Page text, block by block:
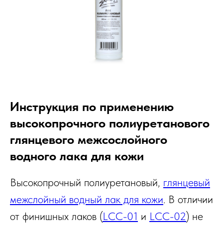
Инструкция по применению
высокопрочного полиуретанового
глянцевого межсослойного
водного лака для кожи
Высокопрочный полиуретановый, глянцевый
межслойный водный лак для кожи. В отличии
от финишных лаков (LCC-01 и LCC-02) не